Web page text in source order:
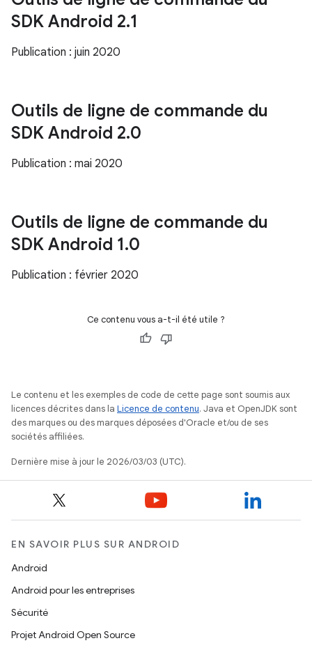
SDK Android 2.1
Publication : juin 2020
Outils de ligne de commande du
SDK Android 2.0
Publication : mai 2020
Outils de ligne de commande du
SDK Android 1.0
Publication : février 2020
Ce contenu vous a-t-il été utile ?
Le contenu et les exemples de code de cette page sont soumis aux
licences décrites dans la Licence de contenu. Java et OpenJDK sont
des marques ou des marques déposées d'Oracle et/ou de ses
sociétés affiliées.
Dernière mise à jour le 2026/03/03 (UTC).
EN SAVOIR PLUS SUR ANDROID
Android
Android pour les entreprises
Sécurité
Projet Android Open Source